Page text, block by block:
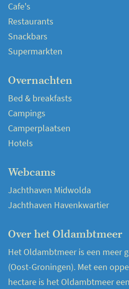
Cafe's
Restaurants
Snackbars
Supermarkten
Overnachten
Bed & breakfasts
Campings
Camperplaatsen
Hotels
Webcams
Jachthaven Midwolda
Jachthaven Havenkwartier
Over het Oldambtmeer
Het Oldambtmeer is een meer
(Oost-Groningen). Met een
hectare is het Oldambtmeer